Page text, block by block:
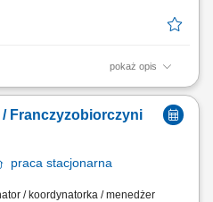
pokaż opis
działalności gospodarczej w
i zamówień.
do potrzeb lokalnego rynku.
Franczyzobiorczyni
praca stacjonarna
/ koordynatorka / menedżer